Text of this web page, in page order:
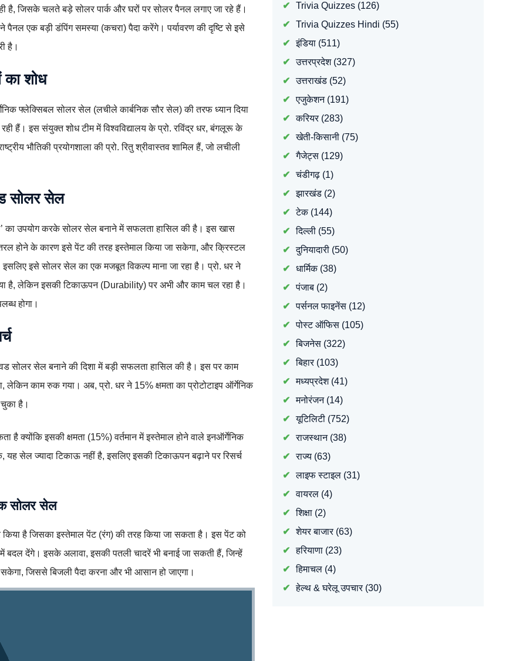
है, जिसके चलते बड़े सोलर पार्क और घरों पर सोलर पैनल लगाए जा रहे हैं।
पैनल एक बड़ी डंपिंग समस्या (कचरा) पैदा करेंगे। पर्यावरण की दृष्टि से इसे
है।
का शोध
फ्लेक्सिबल सोलर सेल (लचीले कार्बनिक सौर सेल) की तरफ ध्यान दिया
हैं। इस संयुक्त शोध टीम में विश्वविद्यालय के प्रो. रविंद्र धर, बंगलूरू के
भौतिकी प्रयोगशाला की प्रो. रितु श्रीवास्तव शामिल हैं, जो लचीली
सोलर सेल
का उपयोग करके सोलर सेल बनाने में सफलता हासिल की है। इस खास
होने के कारण इसे पेंट की तरह इस्तेमाल किया जा सकेगा, और क्रिस्टल
इसे सोलर सेल का एक मजबूत विकल्प माना जा रहा है। प्रो. धर ने
गया है, लेकिन इसकी टिकाऊपन (Durability) पर अभी और काम चल रहा है।
होगा।
सोलर सेल बनाने की दिशा में बड़ी सफलता हासिल की है। इस पर काम
काम रुक गया। अब, प्रो. धर ने 15% क्षमता का प्रोटोटाइप ऑर्गेनिक
है।
क्योंकि इसकी क्षमता (15%) वर्तमान में इस्तेमाल होने वाले इनऑर्गेनिक
सेल ज्यादा टिकाऊ नहीं है, इसलिए इसकी टिकाऊपन बढ़ाने पर रिसर्च
सोलर सेल
है जिसका इस्तेमाल पेंट (रंग) की तरह किया जा सकता है। इस पेंट को
बदल देंगे। इसके अलावा, इसकी पतली चादरें भी बनाई जा सकती हैं, जिन्हें
जिससे बिजली पैदा करना और भी आसान हो जाएगा।
Trivia Quizzes(126)
Trivia Quizzes Hindi (55)
इंडिया(511)
उत्तरप्रदेश(327)
उत्तराखंड(52)
एजुकेशन(191)
करियर(283)
खेती-किसानी(75)
गैजेट्स(129)
चंडीगढ़(1)
झारखंड(2)
टेक(144)
दिल्ली(55)
दुनियादारी(50)
धार्मिक(38)
पंजाब(2)
पर्सनल फाइनेंस(12)
पोस्ट ऑफिस(105)
बिजनेस(322)
बिहार(103)
मध्यप्रदेश(41)
मनोरंजन(14)
यूटिलिटी(752)
राजस्थान(38)
राज्य(63)
लाइफ स्टाइल(31)
वायरल(4)
शिक्षा(2)
शेयर बाजार(63)
हरियाणा(23)
हिमाचल(4)
हेल्थ & घरेलू उपचार(30)